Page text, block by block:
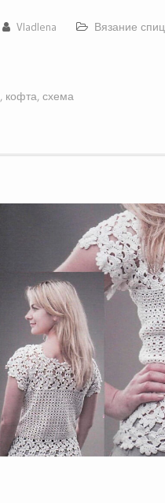
Vladlena Вязание
, кофта, схема